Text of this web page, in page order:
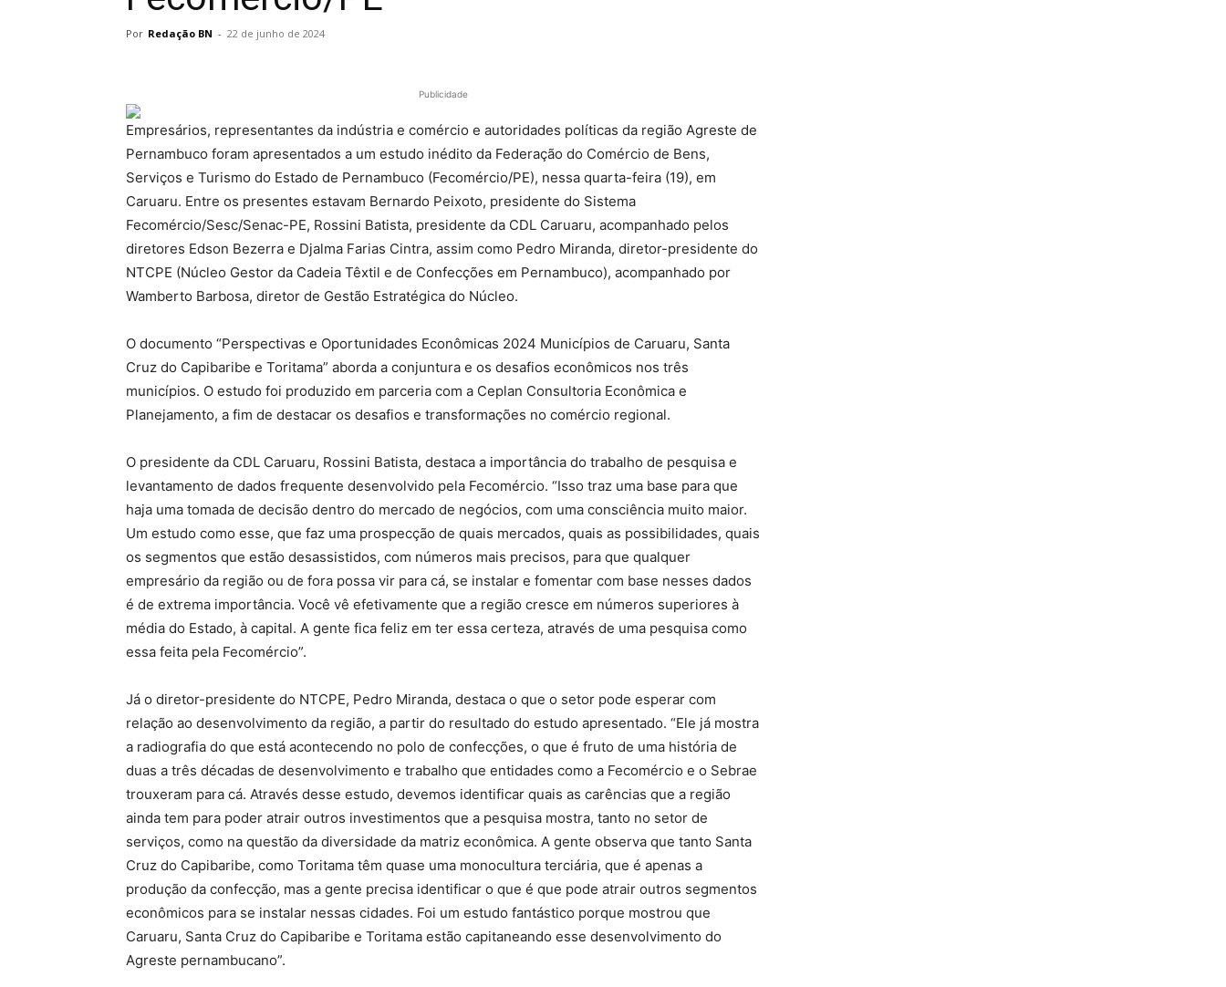
Por Redação BN - 22 de junho de 2024
Publicidade
Empresários, representantes da indústria e comércio e autoridades políticas da região Agreste de
Pernambuco foram apresentados a um estudo inédito da Federação do Comércio de Bens,
Serviços e Turismo do Estado de Pernambuco (Fecomércio/PE), nessa quarta-feira (19), em
Caruaru. Entre os presentes estavam Bernardo Peixoto, presidente do Sistema
Fecomércio/Sesc/Senac-PE, Rossini Batista, presidente da CDL Caruaru, acompanhado pelos
diretores Edson Bezerra e Djalma Farias Cintra, assim como Pedro Miranda, diretor-presidente do
NTCPE (Núcleo Gestor da Cadeia Têxtil e de Confecções em Pernambuco), acompanhado por
Wamberto Barbosa, diretor de Gestão Estratégica do Núcleo.
O documento “Perspectivas e Oportunidades Econômicas 2024 Municípios de Caruaru, Santa
Cruz do Capibaribe e Toritama” aborda a conjuntura e os desafios econômicos nos três
municípios. O estudo foi produzido em parceria com a Ceplan Consultoria Econômica e
Planejamento, a fim de destacar os desafios e transformações no comércio regional.
O presidente da CDL Caruaru, Rossini Batista, destaca a importância do trabalho de pesquisa e
levantamento de dados frequente desenvolvido pela Fecomércio. “Isso traz uma base para que
haja uma tomada de decisão dentro do mercado de negócios, com uma consciência muito maior.
Um estudo como esse, que faz uma prospecção de quais mercados, quais as possibilidades, quais
os segmentos que estão desassistidos, com números mais precisos, para que qualquer
empresário da região ou de fora possa vir para cá, se instalar e fomentar com base nesses dados
é de extrema importância. Você vê efetivamente que a região cresce em números superiores à
média do Estado, à capital. A gente fica feliz em ter essa certeza, através de uma pesquisa como
essa feita pela Fecomércio”.
Já o diretor-presidente do NTCPE, Pedro Miranda, destaca o que o setor pode esperar com
relação ao desenvolvimento da região, a partir do resultado do estudo apresentado. “Ele já mostra
a radiografia do que está acontecendo no polo de confecções, o que é fruto de uma história de
duas a três décadas de desenvolvimento e trabalho que entidades como a Fecomércio e o Sebrae
trouxeram para cá. Através desse estudo, devemos identificar quais as carências que a região
ainda tem para poder atrair outros investimentos que a pesquisa mostra, tanto no setor de
serviços, como na questão da diversidade da matriz econômica. A gente observa que tanto Santa
Cruz do Capibaribe, como Toritama têm quase uma monocultura terciária, que é apenas a
produção da confecção, mas a gente precisa identificar o que é que pode atrair outros segmentos
econômicos para se instalar nessas cidades. Foi um estudo fantástico porque mostrou que
Caruaru, Santa Cruz do Capibaribe e Toritama estão capitaneando esse desenvolvimento do
Agreste pernambucano”.